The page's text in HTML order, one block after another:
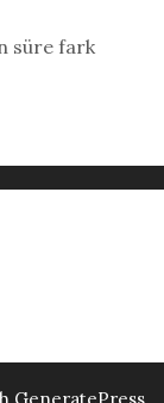
süre fark